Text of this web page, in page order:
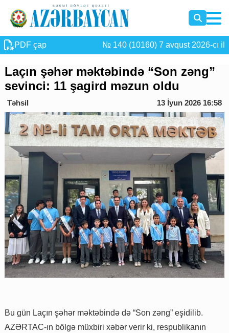
PDF çap № 140 (10160) 7 avqust 2026-cı il
Laçın şəhər məktəbində “Son zəng”
sevinci: 11 şagird məzun oldu
Təhsil 13 İyun 2026 16:58
Bu gün Laçın şəhər məktəbində də “Son zəng” eşidilib.
AZƏRTAC-ın bölgə müxbiri xəbər verir ki, respublikanın